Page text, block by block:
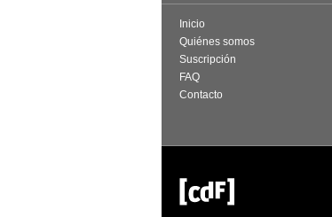
Inicio
Quiénes somos
Suscripción
FAQ
Contacto